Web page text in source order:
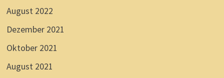
August 2022
Dezember 2021
Oktober 2021
August 2021